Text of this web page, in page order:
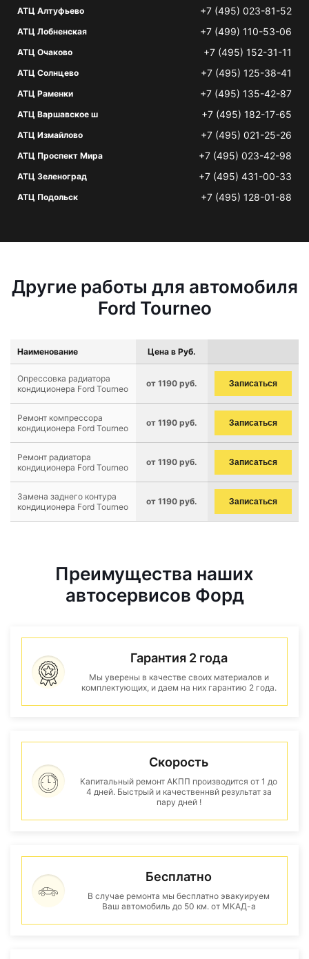
АТЦ Алтуфьево +7 (495) 023-81-52
АТЦ Лобненская +7 (499) 110-53-06
АТЦ Очаково +7 (495) 152-31-11
АТЦ Солнцево +7 (495) 125-38-41
АТЦ Раменки +7 (495) 135-42-87
АТЦ Варшавское ш +7 (495) 182-17-65
АТЦ Измайлово +7 (495) 021-25-26
АТЦ Проспект Мира +7 (495) 023-42-98
АТЦ Зеленоград +7 (495) 431-00-33
АТЦ Подольск +7 (495) 128-01-88
Другие работы для автомобиля
Ford Tourneo
Наименование Цена в Руб.
Опрессовка радиатора
кондиционера Ford Tourneo
от 1190 руб. Записаться
Ремонт компрессора
кондиционера Ford Tourneo
от 1190 руб. Записаться
Ремонт радиатора
кондиционера Ford Tourneo
от 1190 руб. Записаться
Замена заднего контура
кондиционера Ford Tourneo
от 1190 руб. Записаться
Преимущества наших
автосервисов Форд
Гарантия 2 года
Мы уверены в качестве своих материалов и
комплектующих, и даем на них гарантию 2 года.
Скорость
Капитальный ремонт АКПП производится от 1 до
4 дней. Быстрый и качественнвй результат за
пару дней !
Бесплатно
В случае ремонта мы бесплатно эвакуируем
Ваш автомобиль до 50 км. от МКАД-а